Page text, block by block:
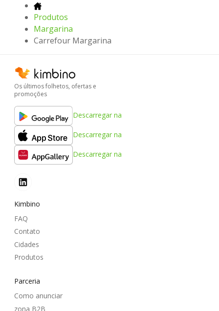
Produtos
Margarina
Carrefour Margarina
Os últimos folhetos, ofertas e
promoções
Descarregar na
Descarregar na
Descarregar na
Kimbino
FAQ
Contato
Cidades
Produtos
Parceria
Como anunciar
zona B2B